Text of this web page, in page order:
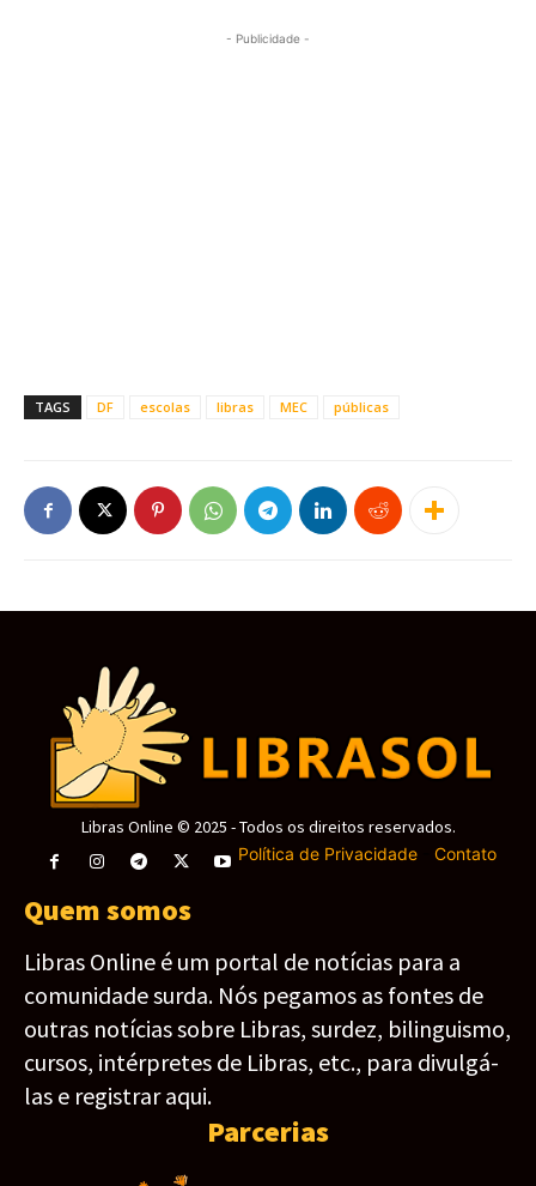
- Publicidade -
TAGS DF escolas libras MEC públicas
Libras Online © 2025 - Todos os direitos reservados.
Política de Privacidade- Contato
Quem somos
Libras Online é um portal de notícias para a
comunidade surda. Nós pegamos as fontes de
outras notícias sobre Libras, surdez, bilinguismo,
cursos, intérpretes de Libras, etc., para divulgá-
las e registrar aqui.
Parcerias